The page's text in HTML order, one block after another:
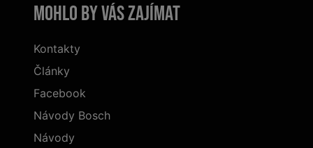
Mohlo by vás zajímat
Kontakty
Články
Facebook
Návody Bosch
Návody